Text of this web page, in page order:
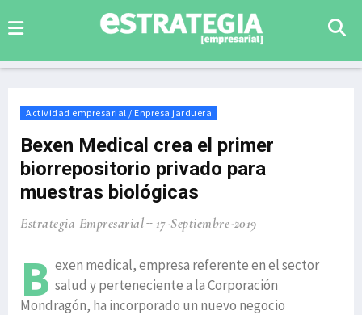
Actividad empresarial / Enpresa jarduera
Bexen Medical crea el primer
biorrepositorio privado para
muestras biológicas
Estrategia Empresarial 17-Septiembre-2019
B exen medical, empresa referente en el sector
salud y perteneciente a la Corporación
Mondragón, ha incorporado un nuevo negocio